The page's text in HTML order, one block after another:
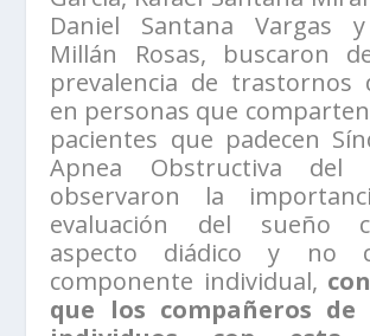
Daniel Santana Vargas
Millán Rosas, buscaron
prevalencia de trastornos
en personas que
pacientes que padecen
Apnea Obstructiva del
observaron la
evaluación del sueño
aspecto diádico y no
componente individual,
que los compañeros de